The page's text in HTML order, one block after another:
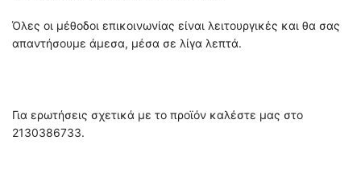
Όλες οι μέθοδοι επικοινωνίας είναι λειτουργικές και θα σας
απαντήσουμε άμεσα, μέσα σε λίγα λεπτά.
Για ερωτήσεις σχετικά με το προϊόν καλέστε μας στο
2130386733.